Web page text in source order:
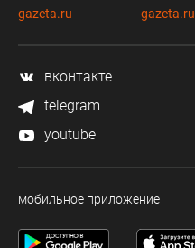
gazeta.ru
gazeta.ru
вконтакте
telegram
youtube
мобильное приложение